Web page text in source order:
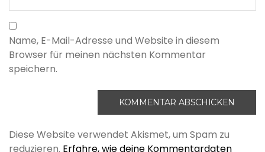
Name, E-Mail-Adresse und Website in diesem
Browser für meinen nächsten Kommentar
speichern.
Diese Website verwendet Akismet, um Spam zu
reduzieren. Erfahre, wie deine Kommentardaten